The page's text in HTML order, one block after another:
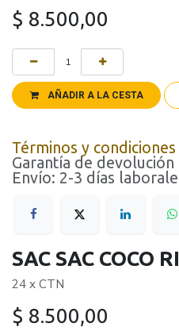
$ 8.500,00
AÑADIR A LA CESTA
Términos y condiciones
Garantía de devolución
Envío: 2-3 días
SAC SAC COCO
24 x CTN
$ 8.500,00